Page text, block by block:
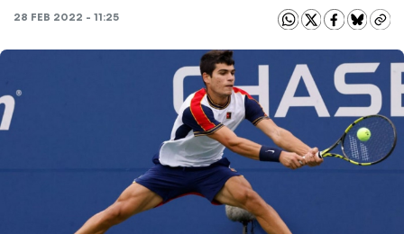
28 FEB 2022 - 11:25